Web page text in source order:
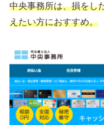
中央事務所は、損をし
えたい方におすすめ。